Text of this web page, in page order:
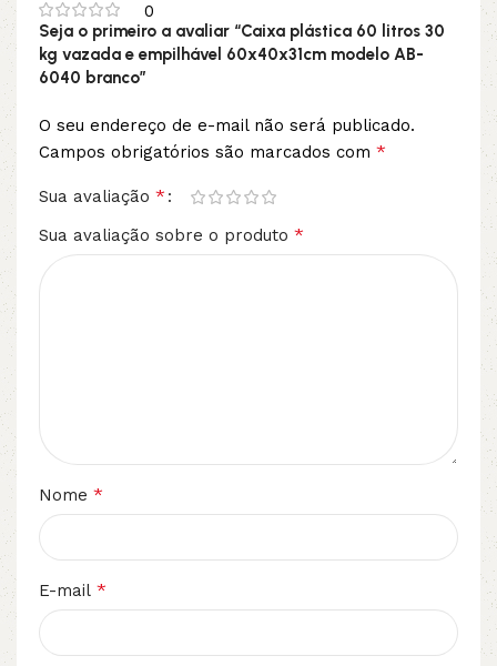
0
Seja o primeiro a avaliar “Caixa plástica 60 litros 30
kg vazada e empilhável 60x40x31cm modelo AB-
6040 branco”
O seu endereço de e-mail não será publicado.
Campos obrigatórios são marcados com *
Sua avaliação *
Sua avaliação sobre o produto *
Nome *
E-mail *